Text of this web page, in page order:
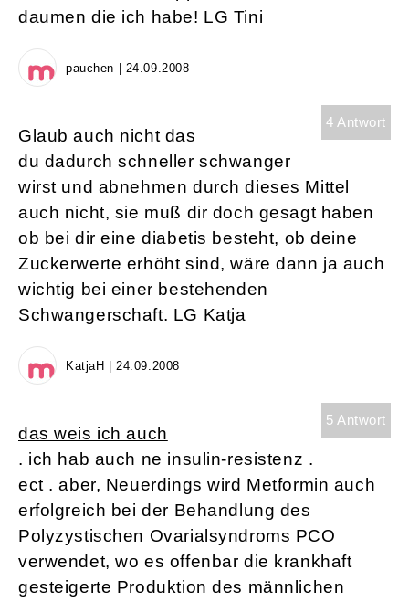
daumen die ich habe! LG Tini
pauchen | 24.09.2008
4 Antwort
Glaub auch nicht das
du dadurch schneller schwanger
wirst und abnehmen durch dieses Mittel
auch nicht, sie muß dir doch gesagt haben
ob bei dir eine diabetis besteht, ob deine
Zuckerwerte erhöht sind, wäre dann ja auch
wichtig bei einer bestehenden
Schwangerschaft. LG Katja
KatjaH | 24.09.2008
5 Antwort
das weis ich auch
. ich hab auch ne insulin-resistenz .
ect . aber, Neuerdings wird Metformin auch
erfolgreich bei der Behandlung des
Polyzystischen Ovarialsyndroms PCO
verwendet, wo es offenbar die krankhaft
gesteigerte Produktion des männlichen